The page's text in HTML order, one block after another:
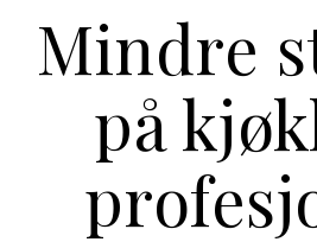
Mindre
på